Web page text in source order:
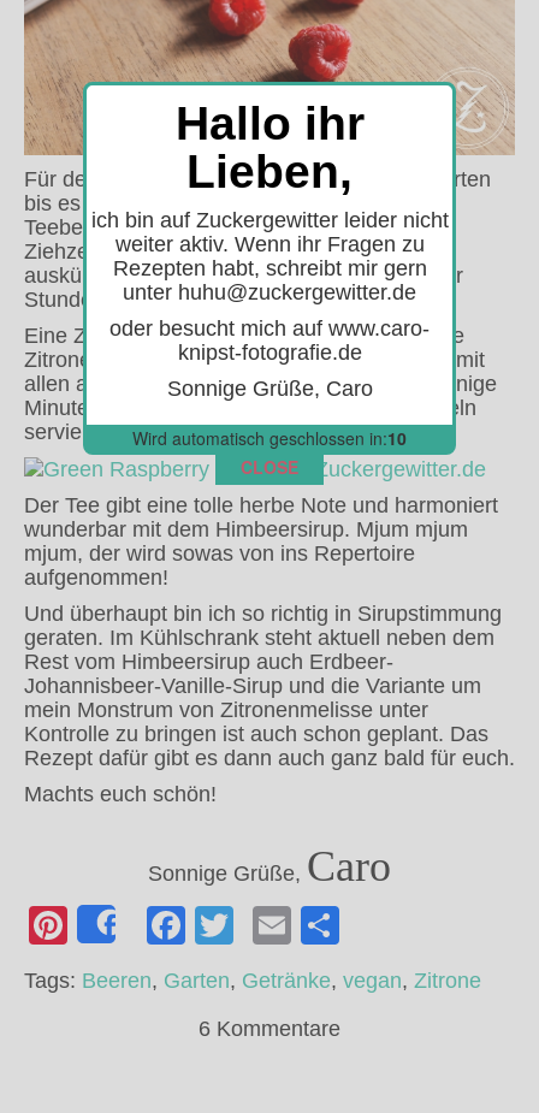
Für den Eistee 700ml Wasser aufkochen, warten
bis es aufgehört hat zu sieden und damit die
Teebeutel aufgießen. Nach knapp 3 Minuten
Ziehzeit die Beutel enfernen und den Tee
auskühlen lassen, zum Schluss noch ein paar
Stunden in den Kühlschrank stellen.
Eine Zitrone in Scheiben schneiden, die halbe
Zitrone auspressen und den Saft zusammen mit
allen anderen Zutaten zum Tee geben. Für einige
Minuten ziehen lassen und dann mit Eiswürfeln
servieren.
Der Tee gibt eine tolle herbe Note und harmoniert
wunderbar mit dem Himbeersirup. Mjum mjum
mjum, der wird sowas von ins Repertoire
aufgenommen!
Und überhaupt bin ich so richtig in Sirupstimmung
geraten. Im Kühlschrank steht aktuell neben dem
Rest vom Himbeersirup auch Erdbeer-
Johannisbeer-Vanille-Sirup und die Variante um
mein Monstrum von Zitronenmelisse unter
Kontrolle zu bringen ist auch schon geplant. Das
Rezept dafür gibt es dann auch ganz bald für euch.
Machts euch schön!
Sonnige Grüße, Caro
Pinterest
Share Facebook
Twitter
Email
Tags: Beeren, Garten, Getränke, vegan, Zitrone
6 Kommentare
Wird automatisch geschlossen in:10
Hallo ihr
Lieben,
ich bin auf Zuckergewitter leider nicht
weiter aktiv. Wenn ihr Fragen zu
Rezepten habt, schreibt mir gern
unter huhu@zuckergewitter.de
oder besucht mich auf www.caro-
knipst-fotografie.de
Sonnige Grüße, Caro
CLOSE